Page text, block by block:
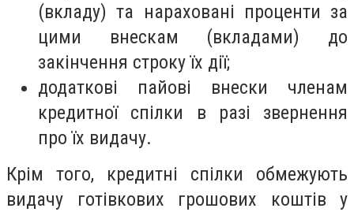
(вкладу) та нараховані проценти за
цими внескам (вкладами) до
закінчення строку їх дії;
додаткові пайові внески членам
кредитної спілки в разі звернення
про їх видачу.
Крім того, кредитні спілки обмежують
видачу готівкових грошових коштів у